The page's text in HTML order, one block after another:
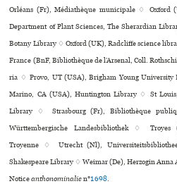
Orléans (Fr), Médiathèque muni­ci­pale ♢
Department of Plant Sciences, The Sherardian
Botany Library ♢ Oxford (UK), Radcliffe science
France (BnF, Bibliothèque de l’Arsenal, Coll.
ria ♢ Provo, UT (USA), Brigham Young
Marino, CA (USA), Huntington Library ♢ St
Library ♢ Strasbourg (Fr), Bibliothèque
Württembergische Landesbibliothek ♢ Troyes
Troyenne ♢ Utrecht (Nl),
Shakespeare Library ♢ Weimar (De), Herzogin
Noticeanthonominalien°1698.